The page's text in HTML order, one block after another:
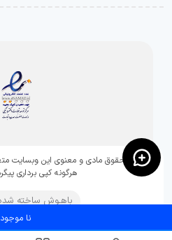
تمامی حقوق مادی و معنوی این وبسایت
هرگونه کپی برداری
باهـوش ساخته
نا موجود